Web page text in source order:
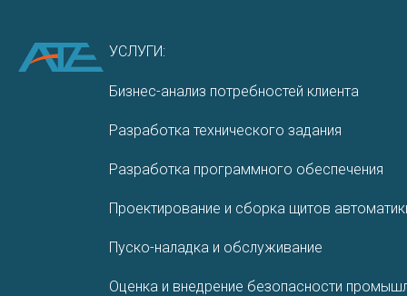
УСЛУГИ:
Бизнес-анализ потребностей клиента
Разработка технического задания
Разработ­ка програм­много обеспе­чения
Проектирование и сборка щитов
Пуско-наладка и обслуживание
Оценка и внедрение безопасности